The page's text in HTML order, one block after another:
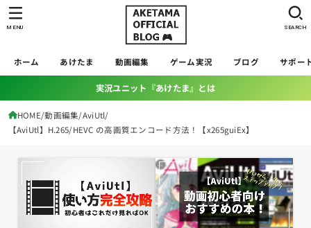
ホーム あけたま 動画編集 ゲーム実況 ブログ サポー
SEARCH
MENU
実況ユニット『あけたま』とは
HOME 動画編集 AviUtl
【AviUtl】H.265/HEVC の高画質エンコード方法！【x265guiEx】